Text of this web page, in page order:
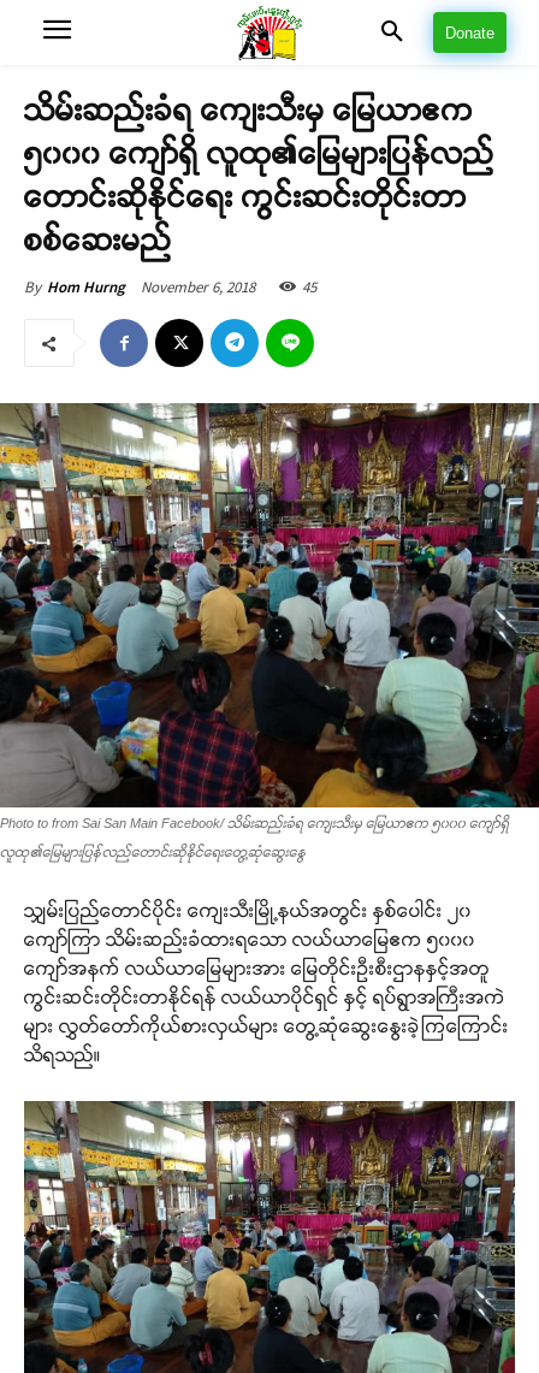
Donate
သိမ်းဆည်းခံရ ကျေးသီးမှ မြေယာဧက
၅၀၀၀ ကျော်ရှိ လူထု၏မြေများပြန်လည်
တောင်းဆိုနိုင်ရေး ကွင်းဆင်းတိုင်းတာ
စစ်ဆေးမည်
By Hom Hurng November 6, 2018 45
Photo to from Sai San Main Facebook/ သိမ်းဆည်းခံရ ကျေးသီးမှ မြေယာဧက ၅၀၀၀ ကျော်ရှိ
လူထု၏မြေများပြန်လည်တောင်းဆိုနိုင်ရေးတွေ့ဆုံဆွေးနွေ
သျှမ်းပြည်တောင်ပိုင်း ကျေးသီးမြို့နယ်အတွင်း နှစ်ပေါင်း ၂၀
ကျော်ကြာ သိမ်းဆည်းခံထားရသော လယ်ယာမြေဧက ၅၀၀၀
ကျော်အနက် လယ်ယာမြေများအား မြေတိုင်းဦးစီးဌာနနှင့်အတူ
ကွင်းဆင်းတိုင်းတာနိုင်ရန် လယ်ယာပိုင်ရှင် နှင့် ရပ်ရွာအကြီးအကဲ
များ လွှတ်တော်ကိုယ်စားလှယ်များ တွေ့ဆုံဆွေးနွေးခဲ့ကြကြောင်း
သိရသည်။